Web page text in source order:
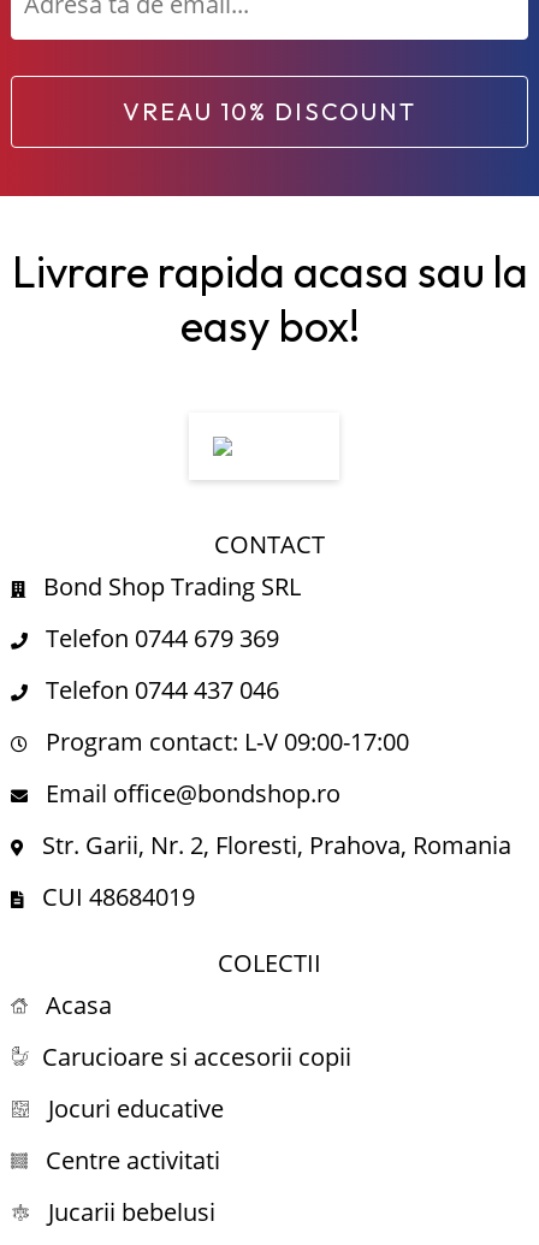
VREAU 10% DISCOUNT
Livrare rapida acasa sau la
easy box!
CONTACT
Bond Shop Trading SRL
Telefon 0744 679 369
Telefon 0744 437 046
Program contact: L-V 09:00-17:00
Email office@bondshop.ro
Str. Garii, Nr. 2, Floresti, Prahova, Romania
CUI 48684019
COLECTII
Acasa
Carucioare si accesorii copii
Jocuri educative
Centre activitati
Jucarii bebelusi